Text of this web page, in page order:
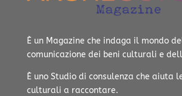
È un Magazine che indaga il mondo
comunicazione dei beni culturali e
È uno Studio di consulenza che aiuta
culturali a raccontare.